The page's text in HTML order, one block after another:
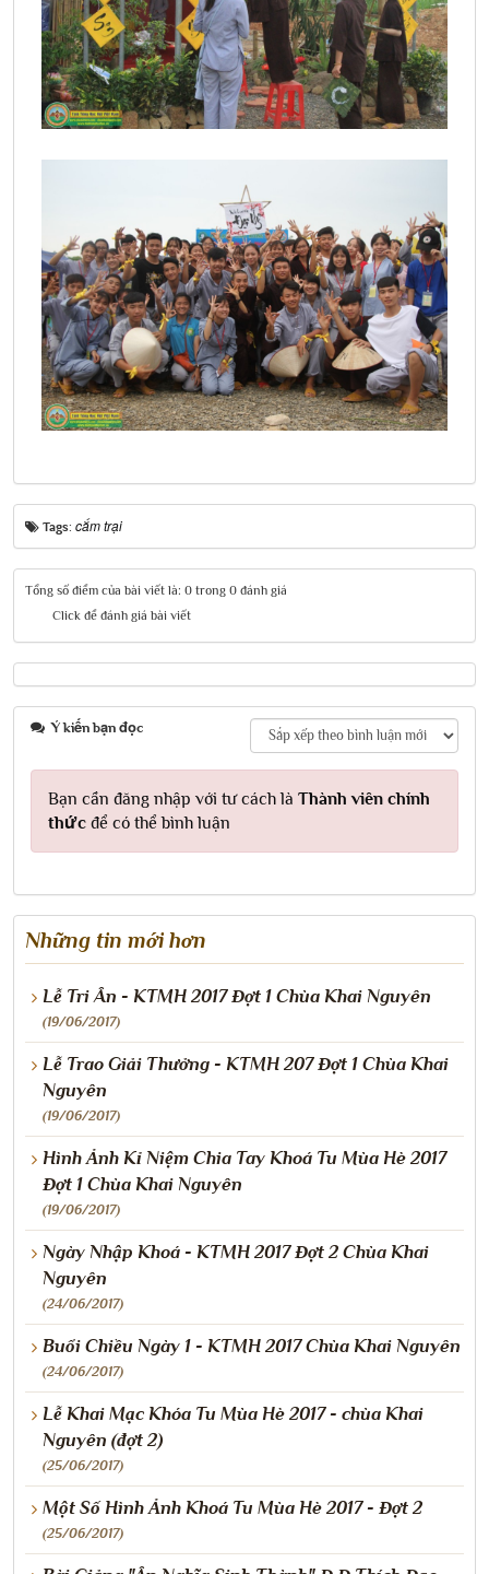
Tags: cắm trại
Tổng số điểm của bài viết là: 0 trong 0 đánh giá
Click để đánh giá bài viết
Ý kiến bạn đọc
Bạn cần đăng nhập với tư cách là Thành viên chính
thức để có thể bình luận
Những tin mới hơn
Lễ Tri Ân - KTMH 2017 Đợt 1 Chùa Khai Nguyên
(19/06/2017)
Lễ Trao Giải Thưởng - KTMH 207 Đợt 1 Chùa Khai
Nguyên
(19/06/2017)
Hình Ảnh Kỉ Niệm Chia Tay Khoá Tu Mùa Hè 2017
Đợt 1 Chùa Khai Nguyên
(19/06/2017)
Ngày Nhập Khoá - KTMH 2017 Đợt 2 Chùa Khai
Nguyên
(24/06/2017)
Buổi Chiều Ngày 1 - KTMH 2017 Chùa Khai Nguyên
(24/06/2017)
Lễ Khai Mạc Khóa Tu Mùa Hè 2017 - chùa Khai
Nguyên (đợt 2)
(25/06/2017)
Một Số Hình Ảnh Khoá Tu Mùa Hè 2017 - Đợt 2
(25/06/2017)